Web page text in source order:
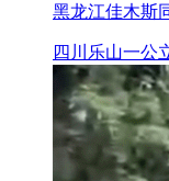
黑龙江佳木斯
四川乐山一公